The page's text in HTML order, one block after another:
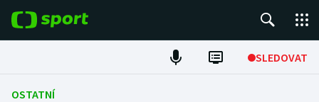
SLEDOVAT
Fotbal
OSTATNÍ